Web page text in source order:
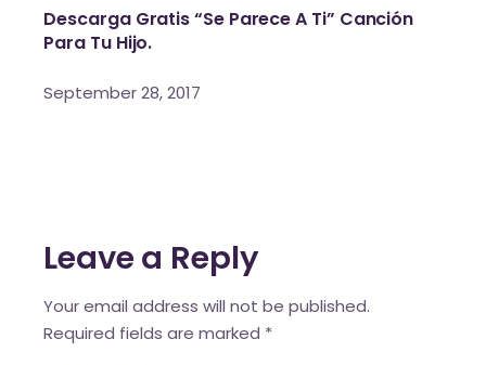
Descarga Gratis “Se Parece A Ti” Canción
Para Tu Hijo.
September 28, 2017
Leave a Reply
Your email address will not be published.
Required fields are marked *